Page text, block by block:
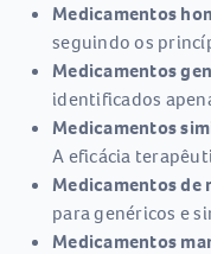
Medicamentos
seguindo os
Medicamentos
identificados
Medicamentos
A eficácia
Medicamentos de
para genéricos e
Medicamentos